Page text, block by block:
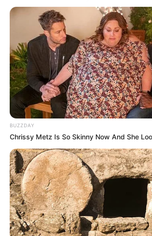
BUZZDAY
Chrissy Metz Is So Skinny Now And She